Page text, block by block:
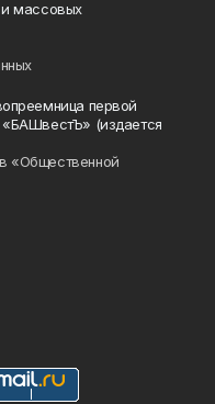
и массовых
первой
«БАШвестЪ» (издается
«Общественной